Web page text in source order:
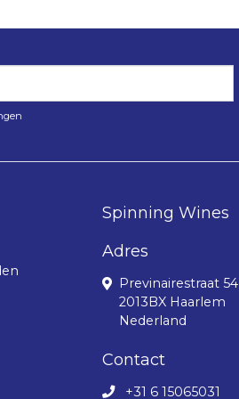
Spinning Wines
Adres
Previnairestraat 54
2013BX Haarlem
Nederland
Contact
+31 6 15065031